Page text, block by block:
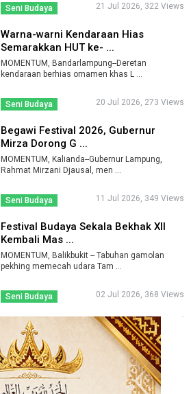
Seni Budaya 21 Jul 2026, 322 Views
Warna-warni Kendaraan Hias
Semarakkan HUT ke- ...
MOMENTUM, Bandarlampung--Deretan
kendaraan berhias ornamen khas L ...
Seni Budaya 20 Jul 2026, 273 Views
Begawi Festival 2026, Gubernur
Mirza Dorong G ...
MOMENTUM, Kalianda--Gubernur Lampung,
Rahmat Mirzani Djausal, men ...
Seni Budaya 11 Jul 2026, 349 Views
Festival Budaya Sekala Bekhak XII
Kembali Mas ...
MOMENTUM, Balikbukit -- Tabuhan gamolan
pekhing memecah udara Tam ...
Seni Budaya 02 Jul 2026, 368 Views